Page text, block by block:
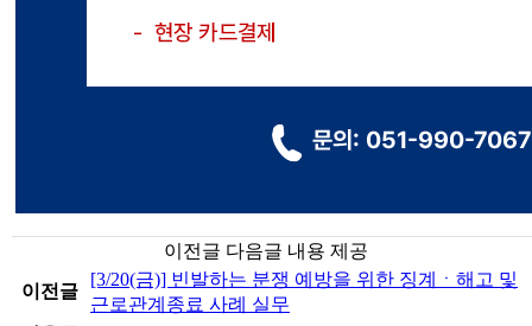
이전글 다음글 내용 제공
이전글
[3/20(금)] 빈발하는 분쟁 예방을 위한 징계ㆍ해고 및
근로관계종료 사례 실무